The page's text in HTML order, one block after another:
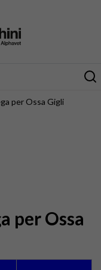
per Ossa Gigli
per Ossa